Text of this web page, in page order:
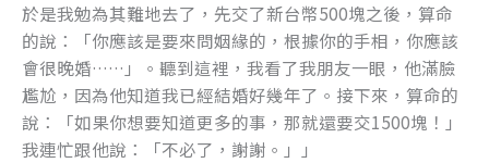
於是我勉為其難地去了，先交了新台幣500塊之後，算命
的說：「你應該是要來問姻緣的，根據你的手相，你應該
會很晚婚……」。聽到這裡，我看了我朋友一眼，他滿臉
尷尬，因為他知道我已經結婚好幾年了。接下來，算命的
說：「如果你想要知道更多的事，那就還要交1500塊！」
我連忙跟他說：「不必了，謝謝。」」